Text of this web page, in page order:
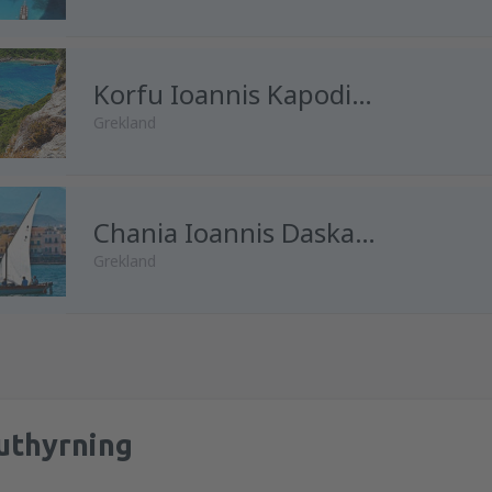
Korfu Ioannis Kapodistrias
Grekland
frånGöteborg, Landvetter
Chania Ioannis Daskalogiannis
Grekland